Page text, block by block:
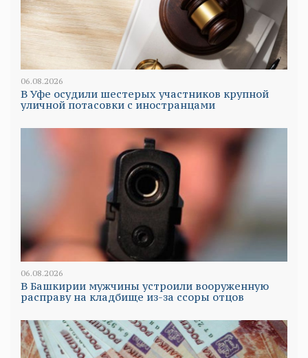
06.08.2026
В Уфе осудили шестерых участников крупной
уличной потасовки с иностранцами
06.08.2026
В Башкирии мужчины устроили вооруженную
расправу на кладбище из-за ссоры отцов